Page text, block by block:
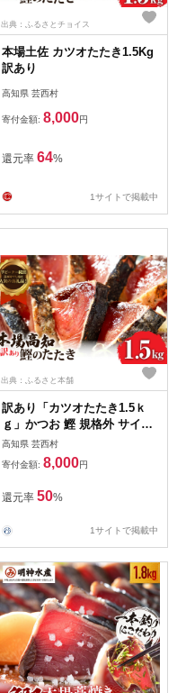
出典：ふるさとチョイス
本場土佐 カツオたたき1.5Kg
訳あり
高知県 芸西村
寄付金額: 8,000円
還元率 64%
1サイトで掲載中
出典：ふるさと本舗
訳あり「カツオたたき1.5ｋ
ｇ」かつお 鰹 規格外 サイズ
不揃い 傷 海鮮 わけあり 人気
ランキング 本場 高知 かつお
のたたき
高知県 芸西村
寄付金額: 8,000円
還元率 50%
1サイトで掲載中